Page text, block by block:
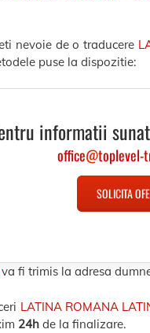
nevoie de o traducere
puse la dispozitie:
informatii
office@toplevel-
SOLICITA
va fi trimis la adresa
LATINA ROMANA
24h de la finalizare.